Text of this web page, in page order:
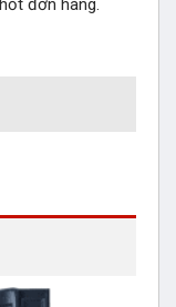
đơn hàng.